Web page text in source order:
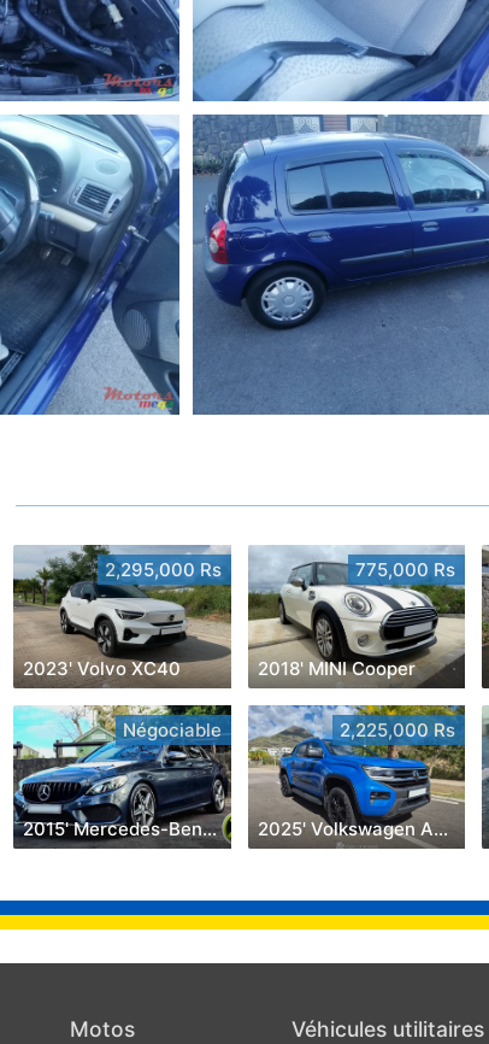
2,295,000 Rs
2023' Volvo XC40
775,000 Rs
2018' MINI Cooper
Négociable
2015' Mercedes-Benz C 180
2,225,000 Rs
2025' Volkswagen Amarok
Motos Véhicules utilitaires